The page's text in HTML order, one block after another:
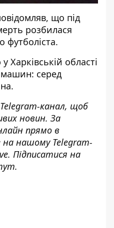
що під
розбилася
футболіста.
області
машин: серед
.
Telegram-канал, щоб
новин. За
прямо в
на нашому Telegram-
. Підписатися на
.